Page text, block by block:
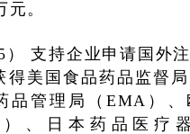
元。
5） 支持企业申请国外
得美国食品药品监督局
品管理局（EMA）、
）、日本药品医疗